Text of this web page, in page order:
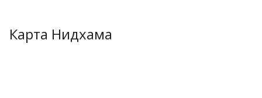
Карта Нидхама